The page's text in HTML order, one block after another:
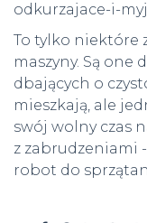
odkurzajace-i-
To tylko niektóre
maszyny. Są one
dbających o
mieszkają, ale
swój wolny czas
z zabrudzeniami
robot do